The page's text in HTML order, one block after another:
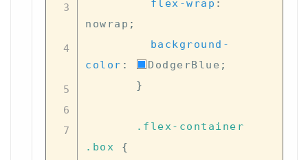
flex-wrap :
nowrap ;
background-
color : DodgerBlue ;
}
.flex-container
.box
{